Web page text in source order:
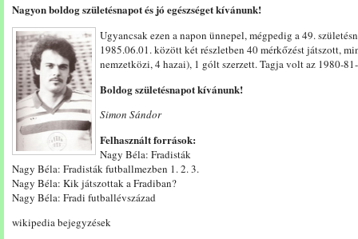
Nagyon boldog születésnapot és jó egészséget kívánunk!
Ugyancsak ezen a napon ünnepel, mégpedig a 49.
1985.06.01. között két részletben 40 mérkőzést játszott,
nemzetközi, 4 hazai), 1 gólt szerzett. Tagja volt az 1980-
Boldog születésnapot kívánunk!
Simon Sándor
Felhasznált források:
Nagy Béla: Fradisták
Nagy Béla: Fradisták futballmezben 1. 2. 3.
Nagy Béla: Kik játszottak a Fradiban?
Nagy Béla: Fradi futballévszázad
wikipedia bejegyzések